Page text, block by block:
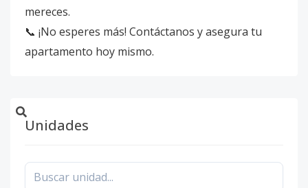
mereces.
📞 ¡No esperes más! Contáctanos y asegura tu
apartamento hoy mismo.
Unidades